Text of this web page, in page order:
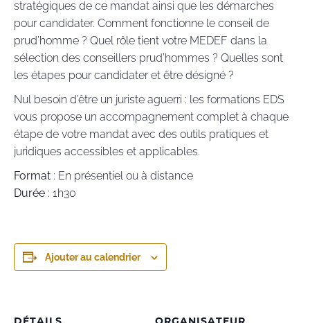
stratégiques de ce mandat ainsi que les démarches
pour candidater. Comment fonctionne le conseil de
prud’homme ? Quel rôle tient votre MEDEF dans la
sélection des conseillers prud’hommes ? Quelles sont
les étapes pour candidater et être désigné ?
Nul besoin d’être un juriste aguerri : les formations EDS
vous propose un accompagnement complet à chaque
étape de votre mandat avec des outils pratiques et
juridiques accessibles et applicables.
Format : En présentiel ou à distance
Durée : 1h30
Ajouter au calendrier